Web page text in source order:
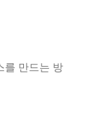
를 만드는 방